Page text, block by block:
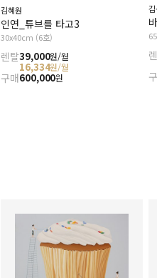
김혜원
인연_튜브를 타고3
30x40cm (6호)
렌탈39,000원/월
16,334원/월
구매600,000원